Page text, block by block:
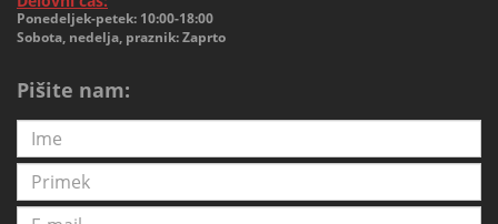
Ponedeljek-petek: 10:00-18:00
Sobota, nedelja, praznik: Zaprto
Pišite nam: